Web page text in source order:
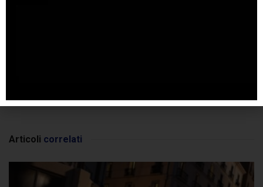
Articoli correlati